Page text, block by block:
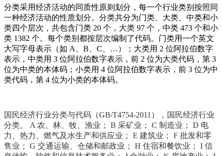
分类采用经济活动的同质性原则划分，每一个行业类别按照同
一种经济活动的性质划分。分类共分为门类、大类、中类和小
类四个层次，共包含门类 20 个，大类 97 个，中类 473 个和小
类 1382 个。每个类别都按层次编制了代码。门类用一个英文
大写字母表示（如 A、B、C、…）；大类用 2 位阿拉伯数字
表示，中类用 3 位阿拉伯数字表示，前 2 位为大类代码，第 3
位为中类的本体码；小类用 4 位阿拉伯数字表示，前 3 位为中
类代码，第 4 位为小类的本体码。
国民经济行业分类与代码（GB/T4754-2011），国民经济行业
分类。 A 农、林、牧、渔业； B 采矿业； C 制造业； D 电
力、热力、燃气及水生产和供应业； E 建筑业； F 批发和零
售业； G 交通运输、仓储和邮政业； H 住宿和餐饮业； I 信